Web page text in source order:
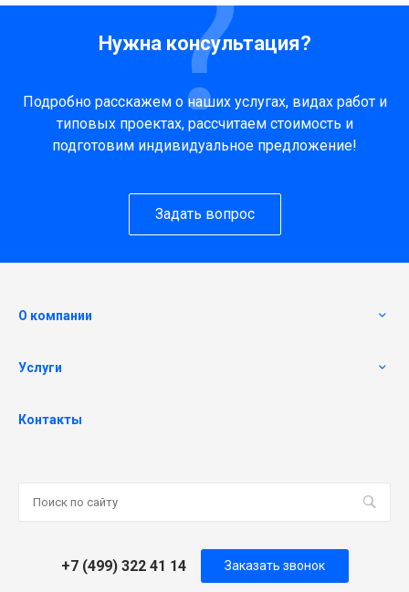
Нужна консультация?
Подробно расскажем о наших услугах, видах работ и
типовых проектах, рассчитаем стоимость и
подготовим индивидуальное предложение!
Задать вопрос
О компании
Услуги
Контакты
+7 (499) 322 41 14 Заказать звонок